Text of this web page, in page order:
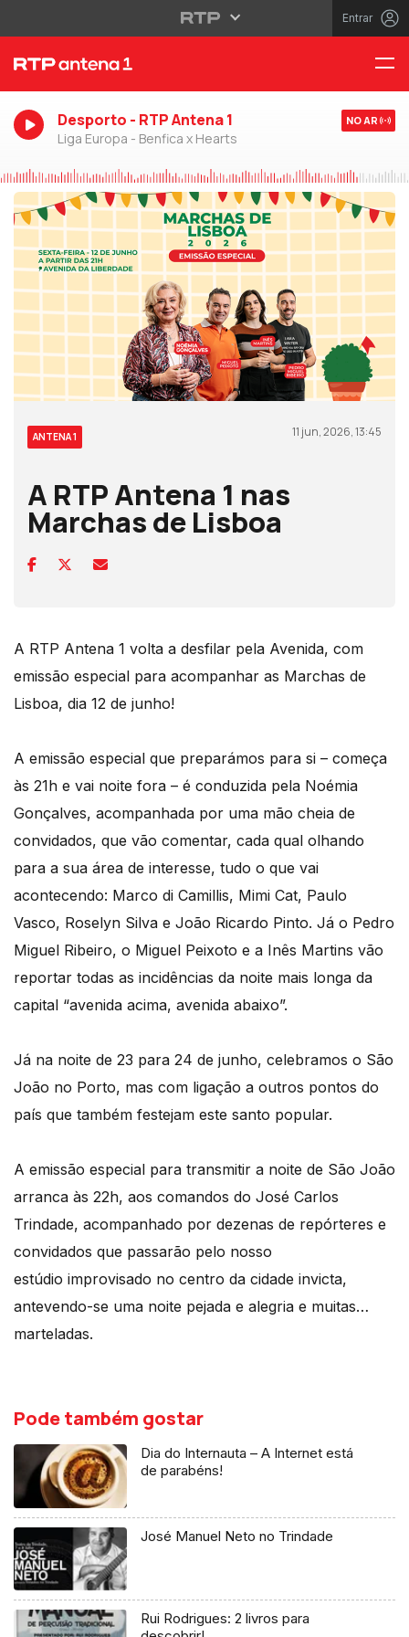
Entrar
Desporto - RTP Antena 1
Liga Europa - Benfica x Hearts
NO AR
ANTENA 1 11 jun, 2026, 13:45
A RTP Antena 1 nas
Marchas de Lisboa
A RTP Antena 1 volta a desfilar pela Avenida, com
emissão especial para acompanhar as Marchas de
Lisboa, dia 12 de junho!
A emissão especial que preparámos para si – começa
às 21h e vai noite fora – é conduzida pela Noémia
Gonçalves, acompanhada por uma mão cheia de
convidados, que vão comentar, cada qual olhando
para a sua área de interesse, tudo o que vai
acontecendo: Marco di Camillis, Mimi Cat, Paulo
Vasco, Roselyn Silva e João Ricardo Pinto. Já o Pedro
Miguel Ribeiro, o Miguel Peixoto e a Inês Martins vão
reportar todas as incidências da noite mais longa da
capital “avenida acima, avenida abaixo”.
Já na noite de 23 para 24 de junho, celebramos o São
João no Porto, mas com ligação a outros pontos do
país que também festejam este santo popular.
A emissão especial para transmitir a noite de São João
arranca às 22h, aos comandos do José Carlos
Trindade, acompanhado por dezenas de repórteres e
convidados que passarão pelo nosso
estúdio improvisado no centro da cidade invicta,
antevendo-se uma noite pejada e alegria e muitas…
marteladas.
Pode também gostar
Dia do Internauta – A Internet está
de parabéns!
José Manuel Neto no Trindade
Rui Rodrigues: 2 livros para